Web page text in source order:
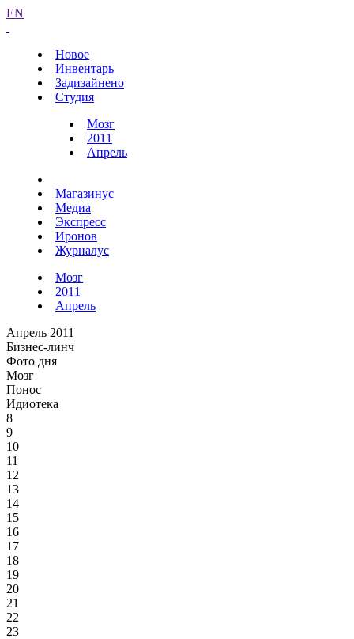
EN
Новое
Инвентарь
Задизайнено
Студия
Мозг
2011
Апрель
Магазинус
Медиа
Экспресс
Иронов
Журналус
Мозг
2011
Апрель
Апрель 2011
Бизнес-линч
Фото дня
Мозг
Понос
Идиотека
8
9
10
11
12
13
14
15
16
17
18
19
20
21
22
23